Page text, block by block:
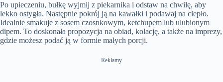
Po upieczeniu, bułkę wyjmij z piekarnika i odstaw na chwilę, aby
lekko ostygła. Następnie pokrój ją na kawałki i podawaj na ciepło.
Idealnie smakuje z sosem czosnkowym, ketchupem lub ulubionym
dipem. To doskonała propozycja na obiad, kolację, a także na imprezy,
gdzie możesz podać ją w formie małych porcji.
Reklamy